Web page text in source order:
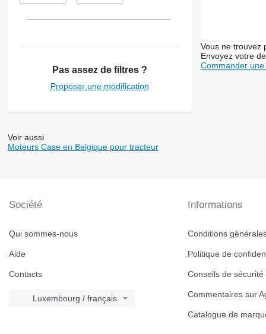
Pas assez de filtres ?
Proposer une modification
Vous ne trouvez
Envoyez votre
Commander
Voir aussi
Moteurs Case en Belgique pour tracteur
Société
Qui sommes-nous
Aide
Contacts
Luxembourg / français
Informations
Conditions
Politique de
Conseils de sécurité
Commentaires sur
Catalogue de